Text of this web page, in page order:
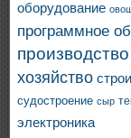
оборудование
программное
производство
хозяйство
судостроение сыр
электроника